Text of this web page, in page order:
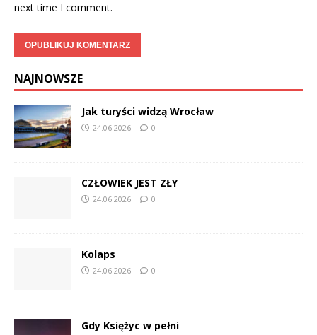
next time I comment.
NAJNOWSZE
Jak turyści widzą Wrocław
24.06.2026 0
CZŁOWIEK JEST ZŁY
24.06.2026 0
Kolaps
24.06.2026 0
Gdy Księżyc w pełni